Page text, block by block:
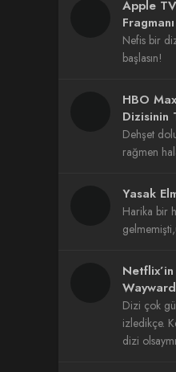
Apple
Nefis bir
başlasın!
HBO
Dizisinin
Dehşet
rağmen
Yasak
Harika bir
Wayward
Dizi çok
izledikçe.
dizi